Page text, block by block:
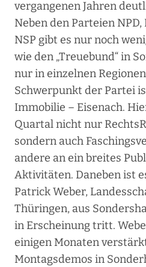
vergangenen Jahren
Neben den Parteien
NSP gibt es nur noch
wie den „Treuebund“ in
nur in einzelnen
Schwerpunkt der Partei
Immobilie – Eisenach.
Quartal nicht nur
sondern auch
andere an ein breites
Aktivitäten. Daneben ist
Patrick Weber,
Thüringen, aus
in Erscheinung tritt.
einigen Monaten
Montagsdemos in